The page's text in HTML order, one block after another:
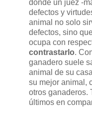
donde un juez -
defectos y
animal no solo
defectos, sino
ocupa con
contrastarlo.
ganadero suele
animal de su
su mejor animal,
otros ganaderos.
últimos en